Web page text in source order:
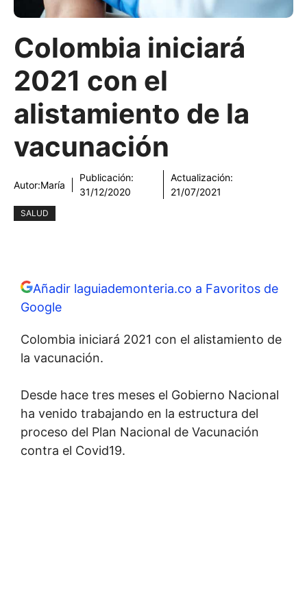
Colombia iniciará
2021 con el
alistamiento de la
vacunación
Autor:María
Publicación:
31/12/2020
Actualización:
21/07/2021
SALUD
Añadir laguiademonteria.co a Favoritos de
Google
Colombia iniciará 2021 con el alistamiento de
la vacunación.
Desde hace tres meses el Gobierno Nacional
ha venido trabajando en la estructura del
proceso del Plan Nacional de Vacunación
contra el Covid19.